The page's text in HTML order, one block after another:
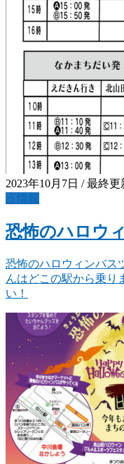
2023年10月7日 / 最終更
う情報
恐怖のハロウ
恐怖のハロウィンバス
んはどこの駅から乗り
い！